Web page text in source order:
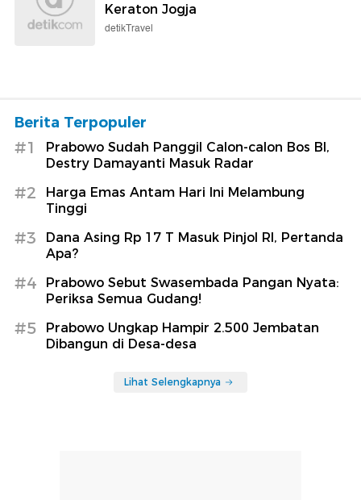
Keraton Jogja
detikTravel
Berita Terpopuler
#1
Prabowo Sudah Panggil Calon-calon Bos BI,
Destry Damayanti Masuk Radar
#2
Harga Emas Antam Hari Ini Melambung
Tinggi
#3
Dana Asing Rp 17 T Masuk Pinjol RI, Pertanda
Apa?
#4
Prabowo Sebut Swasembada Pangan Nyata:
Periksa Semua Gudang!
#5
Prabowo Ungkap Hampir 2.500 Jembatan
Dibangun di Desa-desa
Lihat Selengkapnya